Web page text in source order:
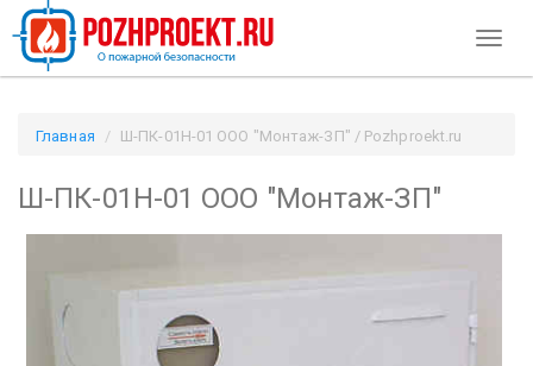
Главная Ш-ПК-01Н-01 ООО "Монтаж-ЗП" / Pozhproekt.ru
Ш-ПК-01Н-01 ООО "Монтаж-ЗП"